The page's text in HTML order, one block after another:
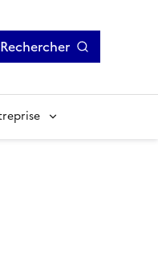
Rechercher